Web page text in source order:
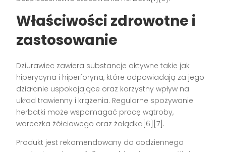
Właściwości zdrowotne i
zastosowanie
Dziurawiec zawiera substancje aktywne takie jak
hiperycyna i hiperforyna, które odpowiadają za jego
działanie uspokajające oraz korzystny wpływ na
układ trawienny i krążenia. Regularne spożywanie
herbatki może wspomagać pracę wątroby,
woreczka żółciowego oraz żołądka[6][7].
Produkt jest rekomendowany do codziennego